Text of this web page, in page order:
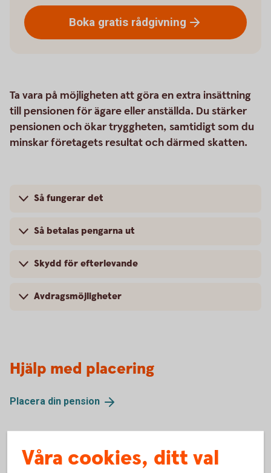
Boka gratis rådgivning
Ta vara på möjligheten att göra en extra insättning
till pensionen för ägare eller anställda. Du stärker
pensionen och ökar tryggheten, samtidigt som du
minskar företagets resultat och därmed skatten.
Så fungerar det
Så betalas pengarna ut
Skydd för efterlevande
Avdragsmöjligheter
Hjälp med placering
Placera din pension
Våra cookies, ditt val